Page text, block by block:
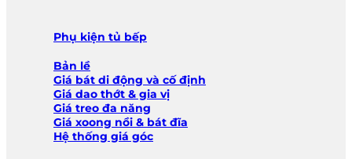
Phụ kiện tủ bếp
Bản lề
Giá bát di động và cố định
Giá dao thớt & gia vị
Giá treo đa năng
Giá xoong nồi & bát đĩa
Hệ thống giá góc